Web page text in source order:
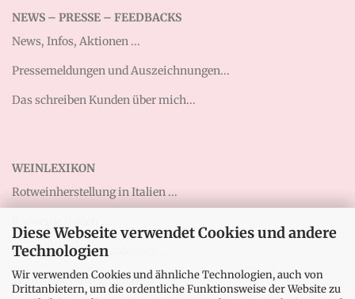
Diese Webseite verwendet Cookies und andere
Technologien
Wir verwenden Cookies und ähnliche Technologien, auch von
Drittanbietern, um die ordentliche Funktionsweise der Website zu
NEWS – PRESSE – FEEDBACKS
News, Infos, Aktionen ...
Pressemeldungen und Auszeichnungen...
Das schreiben Kunden über mich...
WEINLEXIKON
Rotweinherstellung in Italien ...
Abruzzen-Weine entdecken ...
Weißwein vom Gardasee ...